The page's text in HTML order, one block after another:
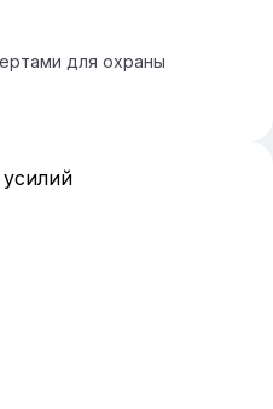
для охраны